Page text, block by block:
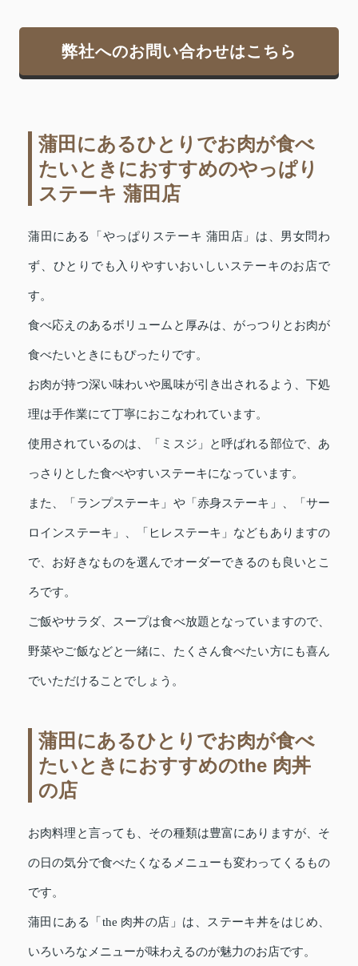
弊社へのお問い合わせはこちら
蒲田にあるひとりでお肉が食べ
たいときにおすすめのやっぱり
ステーキ 蒲田店
蒲田にある「やっぱりステーキ 蒲田店」は、男女問わ
ず、ひとりでも入りやすいおいしいステーキのお店で
す。
食べ応えのあるボリュームと厚みは、がっつりとお肉が
食べたいときにもぴったりです。
お肉が持つ深い味わいや風味が引き出されるよう、下処
理は手作業にて丁寧におこなわれています。
使用されているのは、「ミスジ」と呼ばれる部位で、あ
っさりとした食べやすいステーキになっています。
また、「ランプステーキ」や「赤身ステーキ」、「サー
ロインステーキ」、「ヒレステーキ」などもありますの
で、お好きなものを選んでオーダーできるのも良いとこ
ろです。
ご飯やサラダ、スープは食べ放題となっていますので、
野菜やご飯などと一緒に、たくさん食べたい方にも喜ん
でいただけることでしょう。
蒲田にあるひとりでお肉が食べ
たいときにおすすめのthe 肉丼
の店
お肉料理と言っても、その種類は豊富にありますが、そ
の日の気分で食べたくなるメニューも変わってくるもの
です。
蒲田にある「the 肉丼の店」は、ステーキ丼をはじめ、
いろいろなメニューが味わえるのが魅力のお店です。